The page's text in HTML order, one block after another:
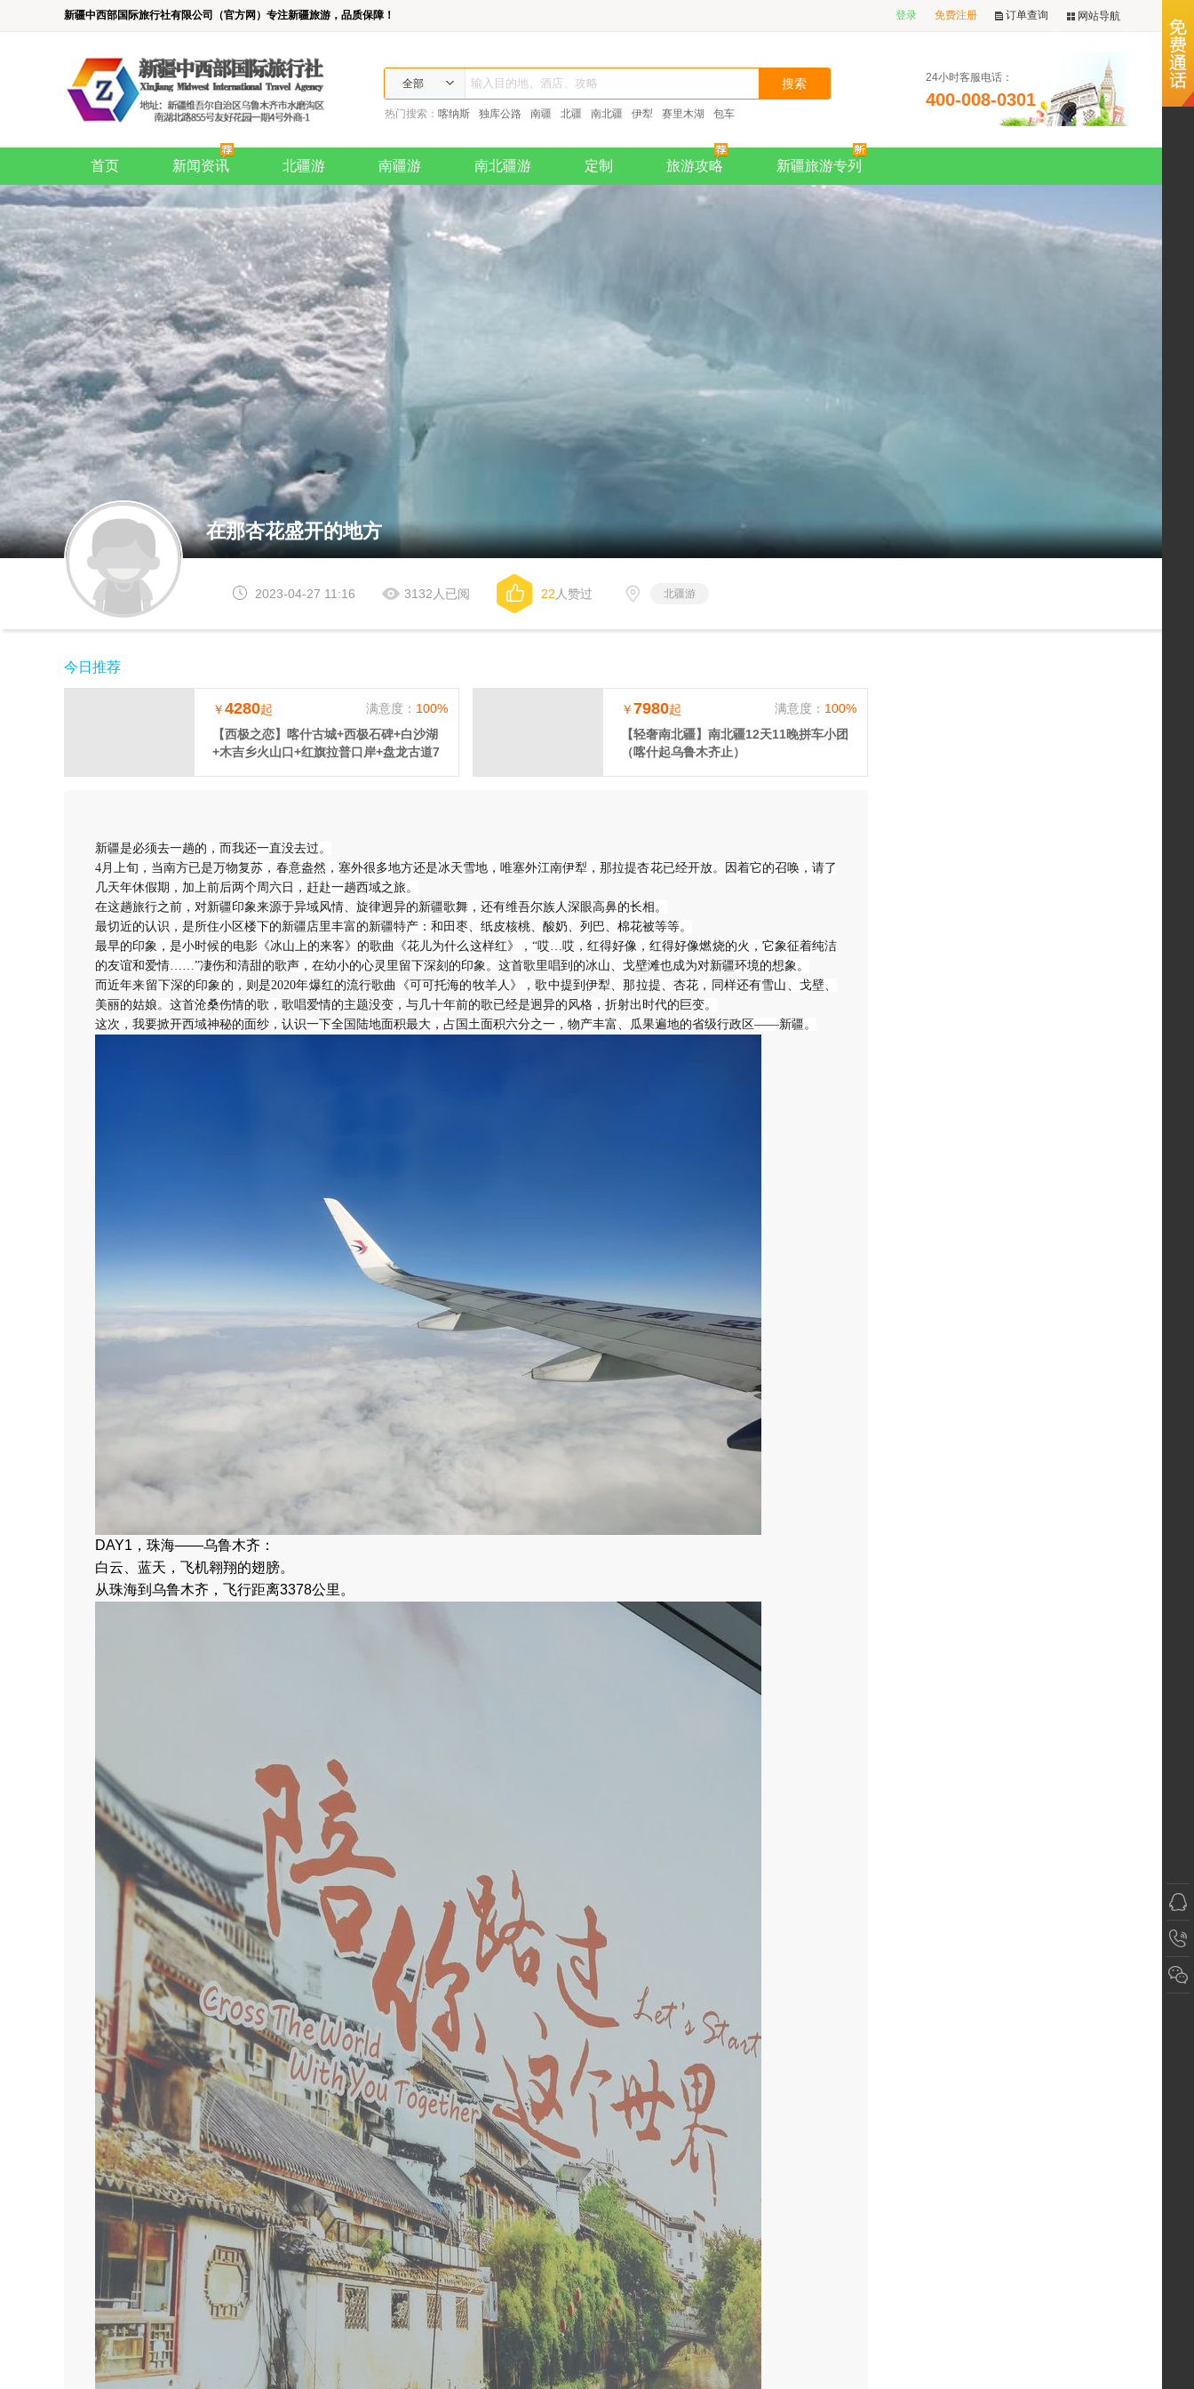
新疆中西部国际旅行社有限公司（官方网）专注新疆旅游，品质保障！ 登录 免费注册 订单查询 网站导航
全部
热门搜索： 喀纳斯 独库公路 南疆 北疆 南北疆 伊犁 赛里木湖 包车
24小时客服电话：
400-008-0301
首页 新闻资讯 北疆游 南疆游 南北疆游 定制 旅游攻略 新疆旅游专列
在那杏花盛开的地方
2023-04-27 11:16 3132人已阅 22 人赞过 北疆游
今日推荐
￥4280起 满意度： 100%
【西极之恋】喀什古城+西极石碑+白沙湖
+木吉乡火山口+红旗拉普口岸+盘龙古道7
￥7980起 满意度： 100%
【轻奢南北疆】南北疆12天11晚拼车小团
（喀什起乌鲁木齐止）
新疆是必须去一趟的，而我还一直没去过。
4月上旬，当南方已是万物复苏，春意盎然，塞外很多地方还是冰天雪地，唯塞外江南伊犁，那拉提杏花已经开放。因着它的召唤，请了
几天年休假期，加上前后两个周六日，赶赴一趟西域之旅。
在这趟旅行之前，对新疆印象来源于异域风情、旋律迥异的新疆歌舞，还有维吾尔族人深眼高鼻的长相。
最切近的认识，是所住小区楼下的新疆店里丰富的新疆特产：和田枣、纸皮核桃、酸奶、列巴、棉花被等等。
最早的印象，是小时候的电影《冰山上的来客》的歌曲《花儿为什么这样红》，“哎…哎，红得好像，红得好像燃烧的火，它象征着纯洁
的友谊和爱情……”凄伤和清甜的歌声，在幼小的心灵里留下深刻的印象。这首歌里唱到的冰山、戈壁滩也成为对新疆环境的想象。
而近年来留下深的印象的，则是2020年爆红的流行歌曲《可可托海的牧羊人》，歌中提到伊犁、那拉提、杏花，同样还有雪山、戈壁、
美丽的姑娘。这首沧桑伤情的歌，歌唱爱情的主题没变，与几十年前的歌已经是迥异的风格，折射出时代的巨变。
这次，我要掀开西域神秘的面纱，认识一下全国陆地面积最大，占国土面积六分之一，物产丰富、瓜果遍地的省级行政区——新疆。
DAY1，珠海——乌鲁木齐：
白云、蓝天，飞机翱翔的翅膀。
从珠海到乌鲁木齐，飞行距离3378公里。